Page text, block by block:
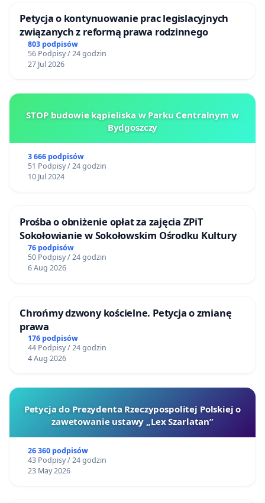
Petycja o kontynuowanie prac legislacyjnych
związanych z reformą prawa rodzinnego
803 podpisów
56 Podpisy / 24 godzin
27 Jul 2026
STOP budowie kąpieliska w Parku Centralnym w
Bydgoszczy
3 666 podpisów
51 Podpisy / 24 godzin
10 Jul 2024
Prośba o obniżenie opłat za zajęcia ZPiT
Sokołowianie w Sokołowskim Ośrodku Kultury
76 podpisów
50 Podpisy / 24 godzin
6 Aug 2026
Chrońmy dzwony kościelne. Petycja o zmianę
prawa
176 podpisów
44 Podpisy / 24 godzin
4 Aug 2026
Petycja do Prezydenta Rzeczypospolitej Polskiej o
zawetowanie ustawy „Lex Szarlatan”
26 360 podpisów
43 Podpisy / 24 godzin
23 May 2026